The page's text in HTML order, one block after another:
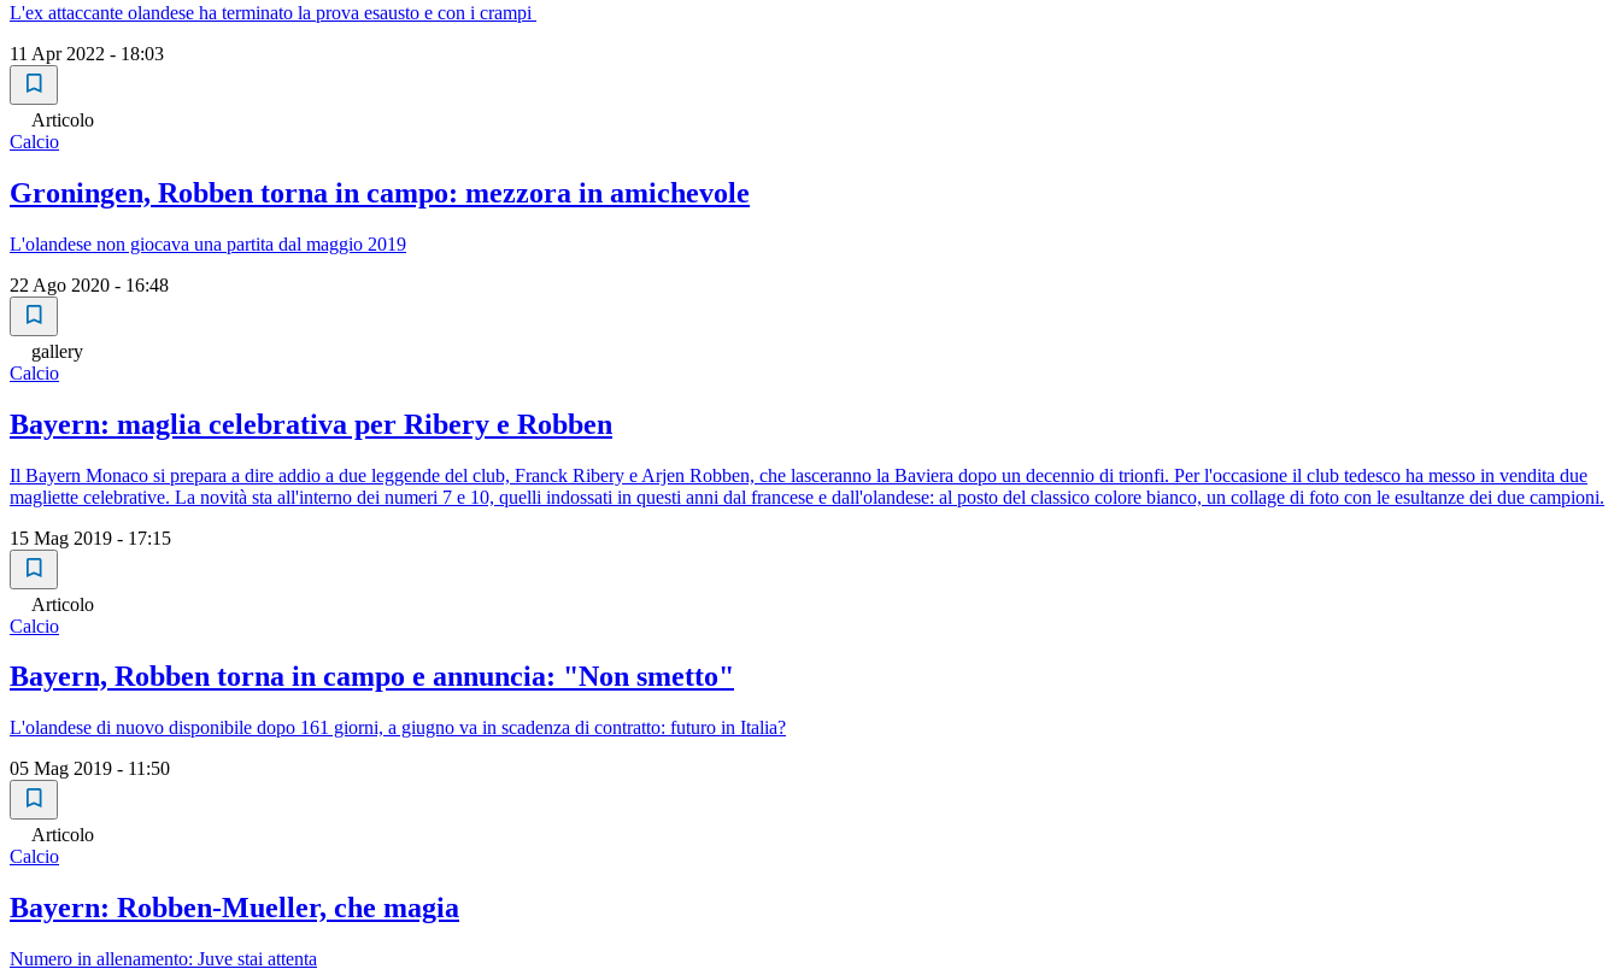
L'ex attaccante olandese ha terminato la prova esausto e con i crampi
11 Apr 2022 - 18:03
Articolo
Calcio
Groningen, Robben torna in campo: mezzora in amichevole
L'olandese non giocava una partita dal maggio 2019
22 Ago 2020 - 16:48
gallery
Calcio
Bayern: maglia celebrativa per Ribery e Robben
Il Bayern Monaco si prepara a dire addio a due leggende del club, Franck Ribery e Arjen Robben, che lasceranno la Baviera dopo un decennio di trionfi. Per l'occasione il club tedesco ha messo in vendita due
magliette celebrative. La novità sta all'interno dei numeri 7 e 10, quelli indossati in questi anni dal francese e dall'olandese: al posto del classico colore bianco, un collage di foto con le esultanze dei due campioni.
15 Mag 2019 - 17:15
Articolo
Calcio
Bayern, Robben torna in campo e annuncia: "Non smetto"
L'olandese di nuovo disponibile dopo 161 giorni, a giugno va in scadenza di contratto: futuro in Italia?
05 Mag 2019 - 11:50
Articolo
Calcio
Bayern: Robben-Mueller, che magia
Numero in allenamento: Juve stai attenta